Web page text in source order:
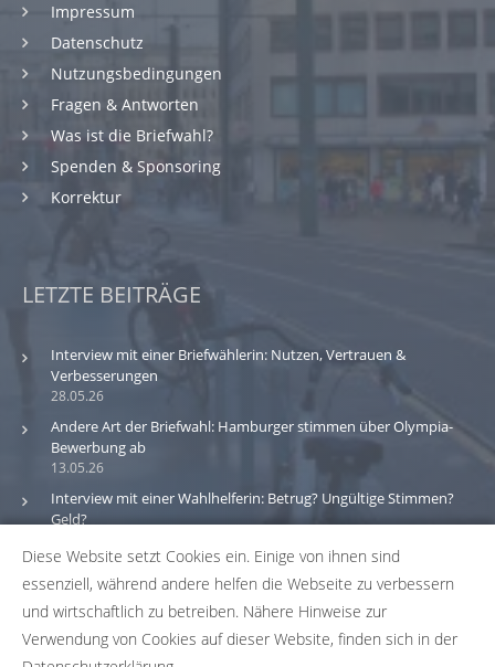
Impressum
Datenschutz
Nutzungsbedingungen
Fragen & Antworten
Was ist die Briefwahl?
Spenden & Sponsoring
Korrektur
LETZTE BEITRÄGE
28.05.26
Interview mit einer Briefwählerin: Nutzen, Vertrauen &
Verbesserungen
13.05.26
Andere Art der Briefwahl: Hamburger stimmen über Olympia-
Bewerbung ab
Interview mit einer Wahlhelferin: Betrug? Ungültige Stimmen?
Geld?
Bitte beachte: Wir versuchen alle Daten und Informationen
zu den Wahlbüros in unserer Datenbank so aktuell wie
möglich zu halten. Solltest du einen Fehler in unserer
Diese Website setzt Cookies ein. Einige von ihnen sind
essenziell, während andere helfen die Webseite zu verbessern
und wirtschaftlich zu betreiben. Nähere Hinweise zur
Verwendung von Cookies auf dieser Website, finden sich in der